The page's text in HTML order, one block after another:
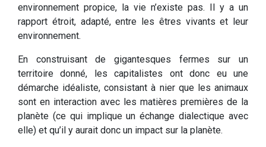
environnement propice, la vie n’existe pas. Il y a un
rapport étroit, adapté, entre les êtres vivants et leur
environnement.
En construisant de gigantesques fermes sur un
territoire donné, les capitalistes ont donc eu une
démarche idéaliste, consistant à nier que les animaux
sont en interaction avec les matières premières de la
planète (ce qui implique un échange dialectique avec
elle) et qu’il y aurait donc un impact sur la planète.